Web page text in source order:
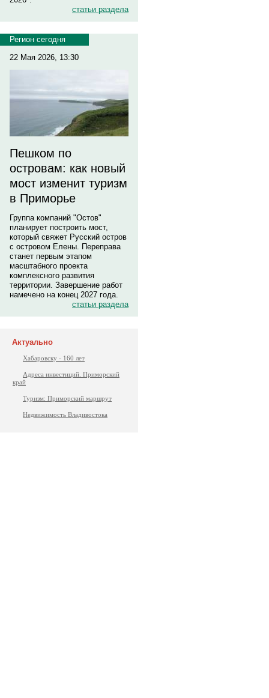
статьи раздела
Регион сегодня
22 Мая 2026, 13:30
Пешком по
островам: как новый
мост изменит туризм
в Приморье
Группа компаний "Остов"
планирует построить мост,
который свяжет Русский остров
с островом Елены. Переправа
станет первым этапом
масштабного проекта
комплексного развития
территории. Завершение работ
намечено на конец 2027 года.
статьи раздела
Актуально
Хабаровску - 160 лет
Адреса инвестиций. Приморский
край
Туризм: Приморский маршрут
Недвижимость Владивостока